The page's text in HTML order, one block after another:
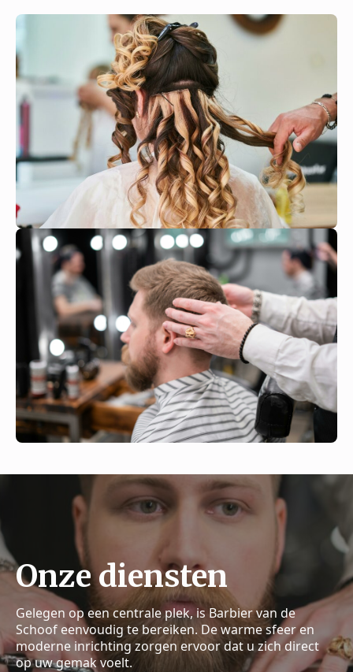
Onze diensten
Gelegen op een centrale plek, is Barbier van de
Schoof eenvoudig te bereiken. De warme sfeer en
moderne inrichting zorgen ervoor dat u zich direct
op uw gemak voelt.